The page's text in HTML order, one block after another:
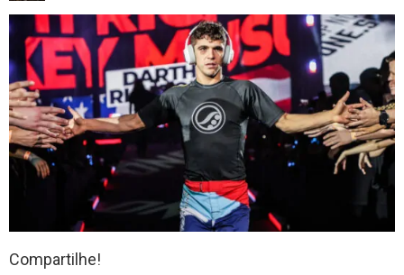
Compartilhe!